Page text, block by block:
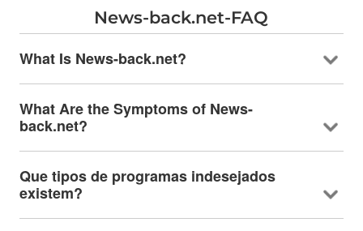
News-back.net-FAQ
What Is News-back.net?
What Are the Symptoms of News-
back.net?
Que tipos de programas indesejados
existem?